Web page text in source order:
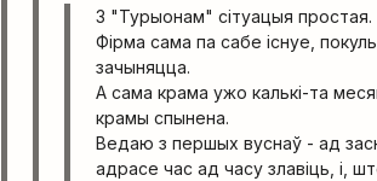
З "Турыонам" сітуацыя простая.
Фірма сама па сабе існуе,
зачыняцца.
А сама крама ужо калькі-та
крамы спынена.
Ведаю з першых вуснаў - ад
адрасе час ад часу злавіць, і,